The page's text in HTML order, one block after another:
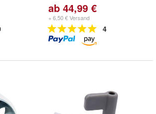
ab 44,99 €
+ 6,50 € Versand
4